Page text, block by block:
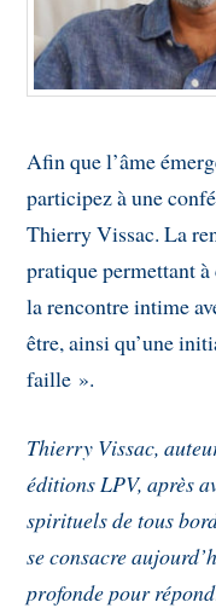
Afin que l’âme
participez à une
Thierry Vissac. La
pratique permettant
la rencontre intime
être, ainsi qu’une
faille ».
Thierry Vissac,
éditions LPV, après
spirituels de tous
se consacre
profonde pour